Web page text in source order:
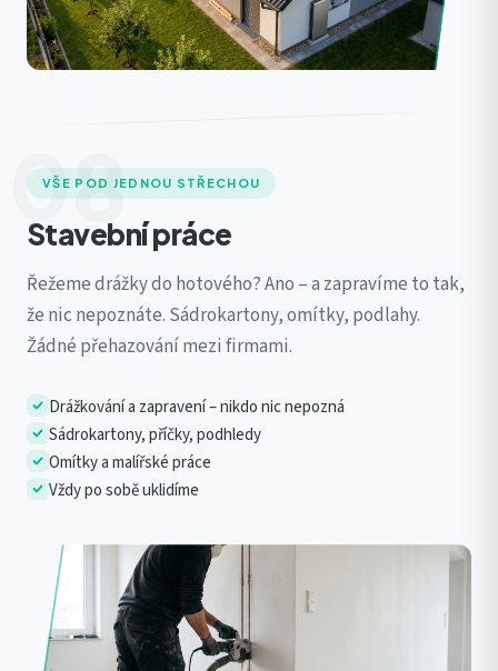
08
VŠE POD JEDNOU STŘECHOU
Stavební práce
Řežeme drážky do hotového? Ano – a zapravíme to tak,
že nic nepoznáte. Sádrokartony, omítky, podlahy.
Žádné přehazování mezi firmami.
Drážkování a zapravení – nikdo nic nepozná
Sádrokartony, příčky, podhledy
Omítky a malířské práce
Vždy po sobě uklidíme